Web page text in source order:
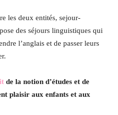
les deux entités, sejour-
des séjours linguistiques qui
l’anglais et de passer leurs
de la notion d’études et de
plaisir aux enfants et aux